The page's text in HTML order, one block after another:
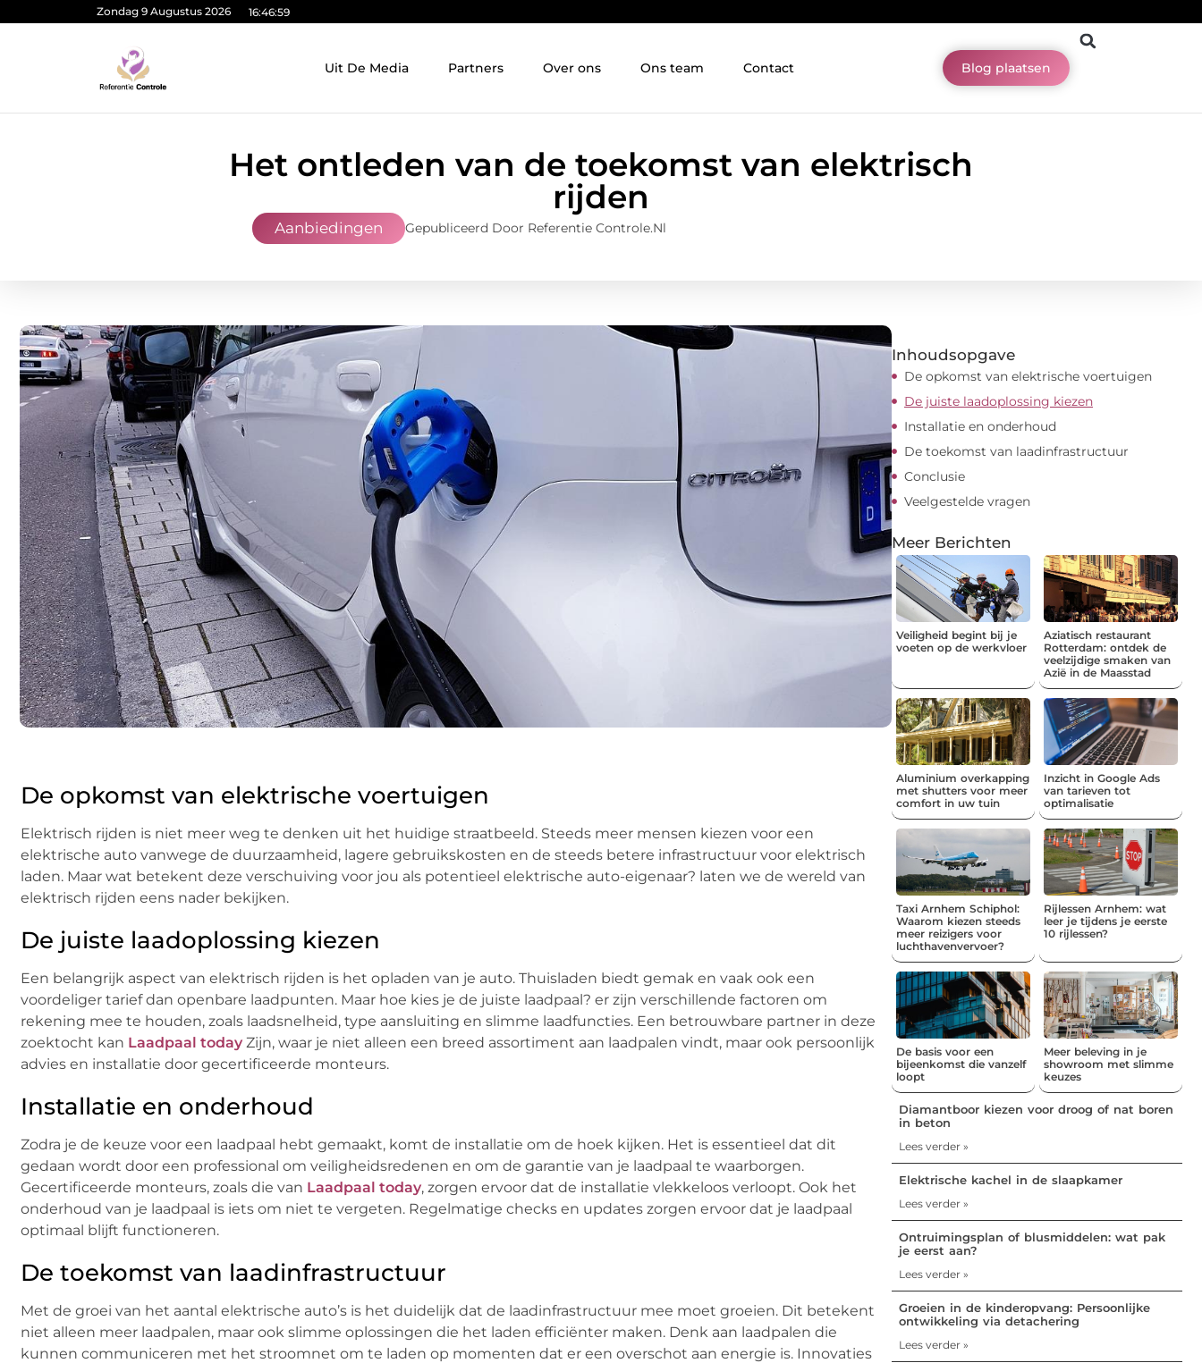
Zondag 9 Augustus 2026 16:47:00
Uit De Media Partners Over ons Ons team Contact Blog plaatsen
Het ontleden van de toekomst van elektrisch
rijden
Aanbiedingen Gepubliceerd Door Referentie Controle.nl
De opkomst van elektrische voertuigen
Elektrisch rijden is niet meer weg te denken uit het huidige straatbeeld. Steeds meer mensen kiezen voor een
elektrische auto vanwege de duurzaamheid, lagere gebruikskosten en de steeds betere infrastructuur voor elektrisch
laden. Maar wat betekent deze verschuiving voor jou als potentieel elektrische auto-eigenaar? laten we de wereld van
elektrisch rijden eens nader bekijken.
De juiste laadoplossing kiezen
Een belangrijk aspect van elektrisch rijden is het opladen van je auto. Thuisladen biedt gemak en vaak ook een
voordeliger tarief dan openbare laadpunten. Maar hoe kies je de juiste laadpaal? er zijn verschillende factoren om
rekening mee te houden, zoals laadsnelheid, type aansluiting en slimme laadfuncties. Een betrouwbare partner in deze
zoektocht kan Laadpaal today Zijn, waar je niet alleen een breed assortiment aan laadpalen vindt, maar ook persoonlijk
advies en installatie door gecertificeerde monteurs.
Installatie en onderhoud
Zodra je de keuze voor een laadpaal hebt gemaakt, komt de installatie om de hoek kijken. Het is essentieel dat dit
gedaan wordt door een professional om veiligheidsredenen en om de garantie van je laadpaal te waarborgen.
Gecertificeerde monteurs, zoals die van Laadpaal today, zorgen ervoor dat de installatie vlekkeloos verloopt. Ook het
onderhoud van je laadpaal is iets om niet te vergeten. Regelmatige checks en updates zorgen ervoor dat je laadpaal
optimaal blijft functioneren.
De toekomst van laadinfrastructuur
Met de groei van het aantal elektrische auto’s is het duidelijk dat de laadinfrastructuur mee moet groeien. Dit betekent
niet alleen meer laadpalen, maar ook slimme oplossingen die het laden efficiënter maken. Denk aan laadpalen die
kunnen communiceren met het stroomnet om te laden op momenten dat er een overschot aan energie is. Innovaties
Inhoudsopgave
De opkomst van elektrische voertuigen
De juiste laadoplossing kiezen
Installatie en onderhoud
De toekomst van laadinfrastructuur
Conclusie
Veelgestelde vragen
Meer Berichten
Veiligheid begint bij je
voeten op de werkvloer
Aziatisch restaurant
Rotterdam: ontdek de
veelzijdige smaken van
Azië in de Maasstad
Aluminium overkapping
met shutters voor meer
comfort in uw tuin
Inzicht in Google Ads
van tarieven tot
optimalisatie
Taxi Arnhem Schiphol:
Waarom kiezen steeds
meer reizigers voor
luchthavenvervoer?
Rijlessen Arnhem: wat
leer je tijdens je eerste
10 rijlessen?
De basis voor een
bijeenkomst die vanzelf
loopt
Meer beleving in je
showroom met slimme
keuzes
Diamantboor kiezen voor droog of nat boren
in beton
Lees verder »
Elektrische kachel in de slaapkamer
Lees verder »
Ontruimingsplan of blusmiddelen: wat pak
je eerst aan?
Lees verder »
Groeien in de kinderopvang: Persoonlijke
ontwikkeling via detachering
Lees verder »